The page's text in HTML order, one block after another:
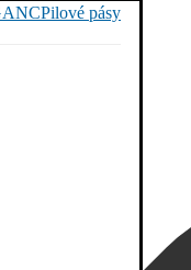
Pilové pásy